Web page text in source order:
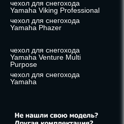
чехол для снегохода
Yamaha Viking Professional
чехол для снегохода
Yamaha Phazer
чехол для снегохода
Yamaha Venture Multi
Purpose
чехол для снегохода
Yamaha